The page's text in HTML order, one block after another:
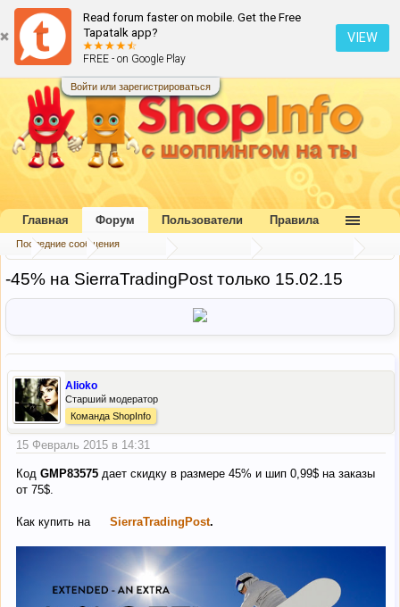
Read forum faster on mobile. Get the Free
Tapatalk app?
FREE - on Google Play
VIEW
Войти или зарегистрироваться
... Форум Наш форум
-45% на SierraTradingPost только 15.02.15
Alioko
Старший модератор
Команда ShopInfo
15 Февраль 2015 в 14:31
Код GMP83575 дает скидку в размере 45% и шип 0,99$ на заказы
от 75$.
Как купить на SierraTradingPost.
Главная Форум
Последние сообщения
Пользователи Правила